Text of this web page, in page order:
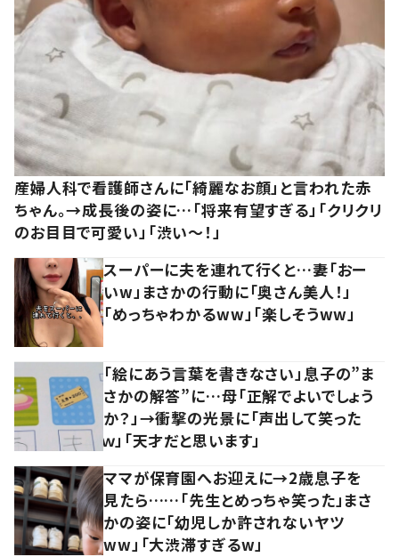
産婦人科で看護師さんに「綺麗なお顔」と言われた赤
ちゃん。→成長後の姿に…「将来有望すぎる」「クリクリ
のお目目で可愛い」「渋い～！」
スーパーに夫を連れて行くと…妻「おー
いw」まさかの行動に「奥さん美人！」
「めっちゃわかるww」「楽しそうww」
「絵にあう言葉を書きなさい」息子の”ま
さかの解答”に…母「正解でよいでしょう
か？」→衝撃の光景に「声出して笑った
ｗ」「天才だと思います」
ママが保育園へお迎えに→2歳息子を
見たら……「先生とめっちゃ笑った」まさ
かの姿に「幼児しか許されないヤツ
ww」「大渋滞すぎるw」